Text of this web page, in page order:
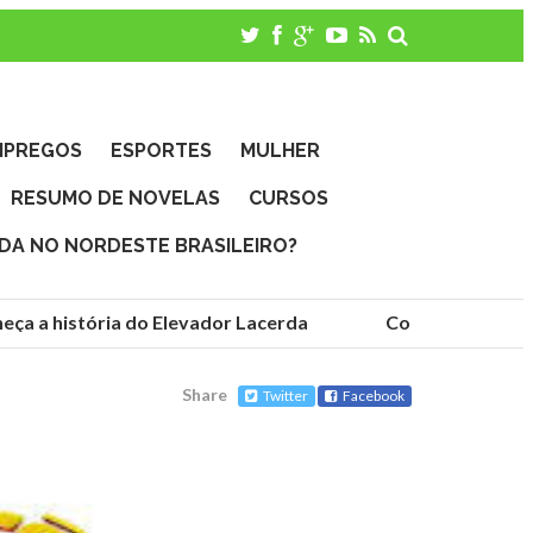
ESPORTES MULHER
RESUMO DE NOVELAS CURSOS
NO NORDESTE BRASILEIRO?
a história do Elevador Lacerda Conheça as
Share Twitter Facebook